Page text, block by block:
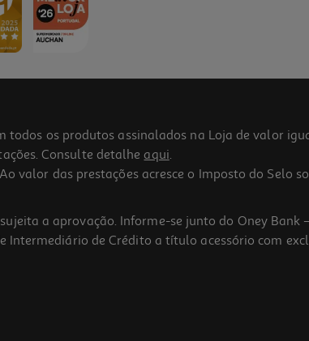
os produtos assinalados na Loja de valor
Consulte detalhe aqui.
valor das prestações acresce o Imposto do Selo
a aprovação. Informe-se junto do Oney Bank
Intermediário de Crédito a título acessório com